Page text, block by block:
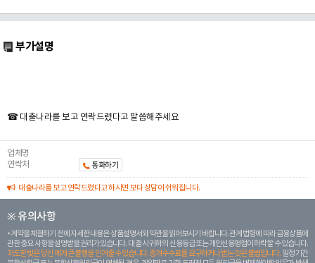
부가설명
☎ 대출나라를 보고 연락드렸다고 말씀해주세요
업체명
연락처
통화하기
대출나라를 보고 연락드렸다고 하시면 보다 상담이 쉬워집니다.
※ 유의사항
계약을 체결하기 전에 자세한 내용은 상품설명서와 약관을 읽어보시기 바랍니다. 관계 법령에 따라 금융상품에
관한 중요 사항을 설명받을 권리가 있습니다. 대 출 시 귀하의 신용등급 또는 개인신용평점이 하락할 수 있습니다.
과도한 빚은 당신 에게 큰 불행을 안겨줄 수 있습니다. 중개수수료를 요구하거나 받는 것은 불법입니다. 일정 기간